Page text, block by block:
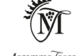
seconda delle
chiare le
soggetto, tema
spagnola, ma del